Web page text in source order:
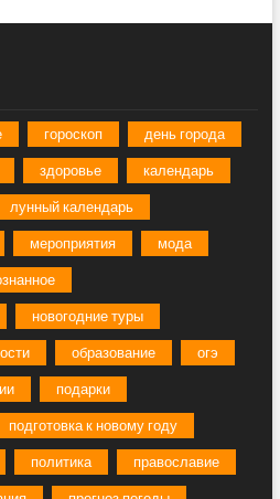
гороскоп день города
здоровье календарь
лунный календарь
мероприятия мода
новогодние туры
образование огэ
подарки
подготовка к новому году
политика православие